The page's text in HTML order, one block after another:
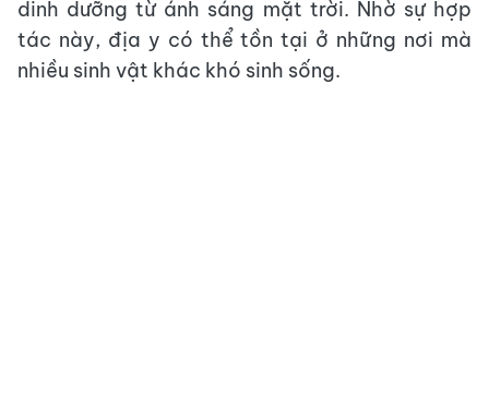
dinh dưỡng từ ánh sáng mặt trời. Nhờ sự hợp
tác này, địa y có thể tồn tại ở những nơi mà
nhiều sinh vật khác khó sinh sống.